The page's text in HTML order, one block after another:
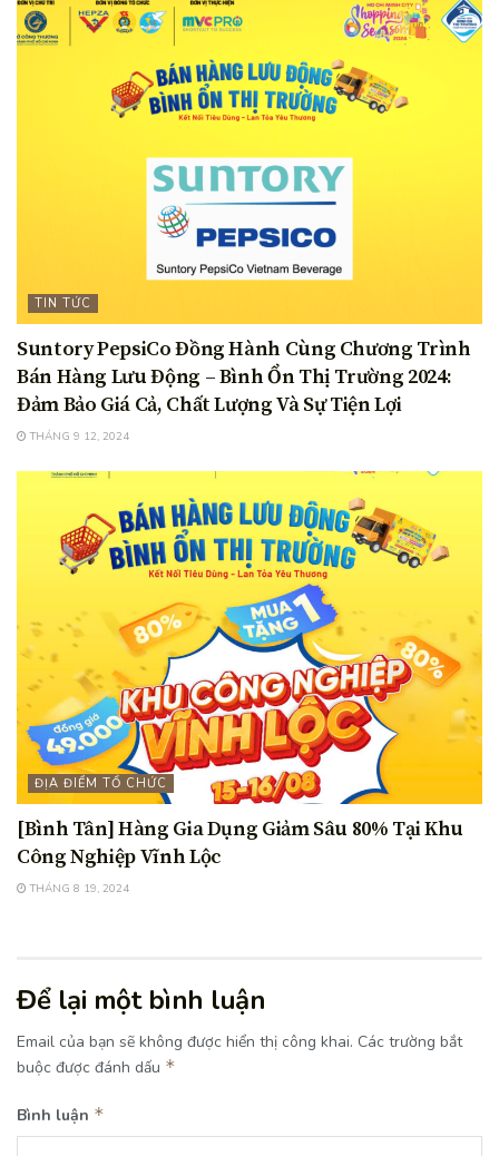
TIN TỨC
Suntory PepsiCo Đồng Hành Cùng Chương Trình
Bán Hàng Lưu Động – Bình Ổn Thị Trường 2024:
Đảm Bảo Giá Cả, Chất Lượng Và Sự Tiện Lợi
THÁNG 9 12, 2024
ĐỊA ĐIỂM TỔ CHỨC
[Bình Tân] Hàng Gia Dụng Giảm Sâu 80% Tại Khu
Công Nghiệp Vĩnh Lộc
THÁNG 8 19, 2024
Để lại một bình luận
Email của bạn sẽ không được hiển thị công khai. Các trường bắt
buộc được đánh dấu *
Bình luận *